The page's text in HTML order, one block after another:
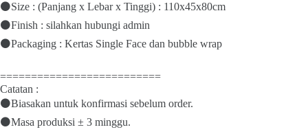
⚫Size : (Panjang x Lebar x Tinggi) : 110x45x80cm
⚫Finish : silahkan hubungi admin
⚫Packaging : Kertas Single Face dan bubble wrap
==========================
Catatan :
⚫Biasakan untuk konfirmasi sebelum order.
⚫Masa produksi ± 3 minggu.